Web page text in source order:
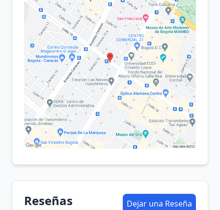
Reseñas Dejar una Reseña